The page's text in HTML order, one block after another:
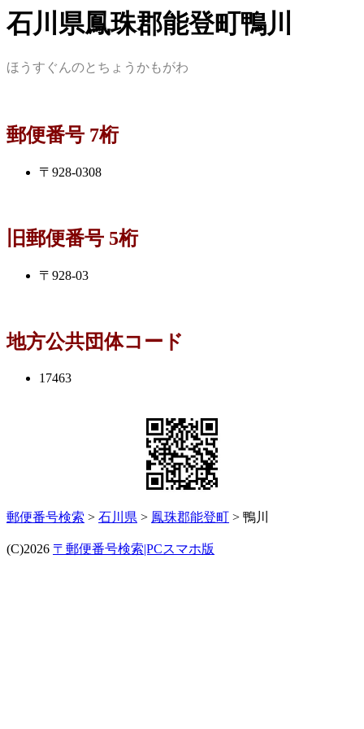
石川県鳳珠郡能登町鴨川
ほうすぐんのとちょうかもがわ
郵便番号 7桁
〒928-0308
旧郵便番号 5桁
〒928-03
地方公共団体コード
17463
郵便番号検索 > 石川県 > 鳳珠郡能登町 > 鴨川
(C)2026 〒郵便番号検索|PCスマホ版